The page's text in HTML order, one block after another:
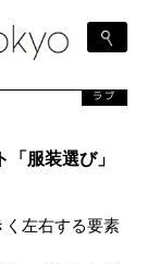
ラブ
服装選び」
く左右する要素